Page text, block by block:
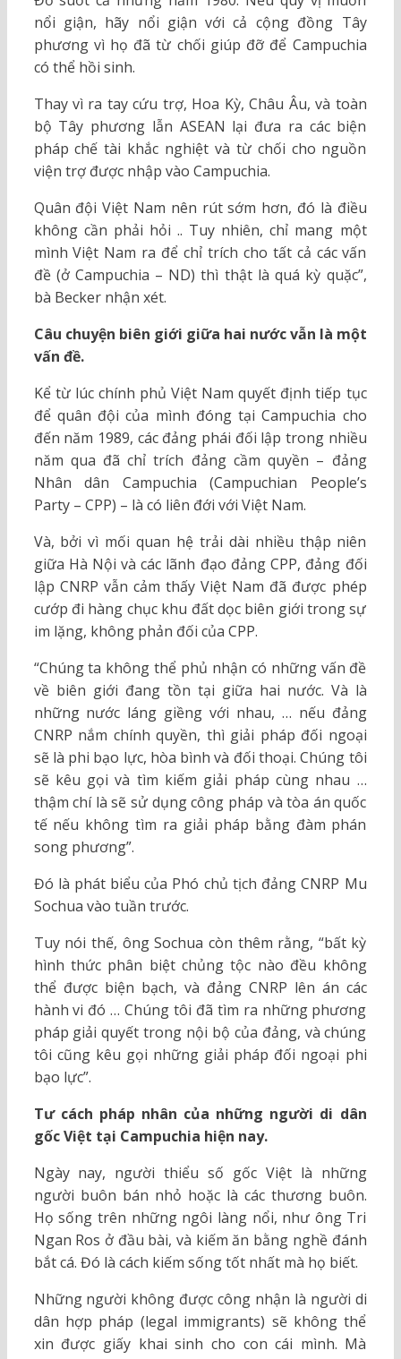
nổi giận, hãy nổi giận với cả cộng đồng Tây
phương vì họ đã từ chối giúp đỡ để Campuchia
có thể hồi sinh.
Thay vì ra tay cứu trợ, Hoa Kỳ, Châu Âu, và toàn
bộ Tây phương lẫn ASEAN lại đưa ra các biện
pháp chế tài khắc nghiệt và từ chối cho nguồn
viện trợ được nhập vào Campuchia.
Quân đội Việt Nam nên rút sớm hơn, đó là điều
không cần phải hỏi .. Tuy nhiên, chỉ mang một
mình Việt Nam ra để chỉ trích cho tất cả các vấn
đề (ở Campuchia – ND) thì thật là quá kỳ quặc”,
bà Becker nhận xét.
Câu chuyện biên giới giữa hai nước vẫn là một
vấn đề.
Kể từ lúc chính phủ Việt Nam quyết định tiếp tục
để quân đội của mình đóng tại Campuchia cho
đến năm 1989, các đảng phái đối lập trong nhiều
năm qua đã chỉ trích đảng cầm quyền – đảng
Nhân dân Campuchia (Campuchian People’s
Party – CPP) – là có liên đới với Việt Nam.
Và, bởi vì mối quan hệ trải dài nhiều thập niên
giữa Hà Nội và các lãnh đạo đảng CPP, đảng đối
lập CNRP vẫn cảm thấy Việt Nam đã được phép
cướp đi hàng chục khu đất dọc biên giới trong sự
im lặng, không phản đối của CPP.
“Chúng ta không thể phủ nhận có những vấn đề
về biên giới đang tồn tại giữa hai nước. Và là
những nước láng giềng với nhau, … nếu đảng
CNRP nắm chính quyền, thì giải pháp đối ngoại
sẽ là phi bạo lực, hòa bình và đối thoại. Chúng tôi
sẽ kêu gọi và tìm kiếm giải pháp cùng nhau …
thậm chí là sẽ sử dụng công pháp và tòa án quốc
tế nếu không tìm ra giải pháp bằng đàm phán
song phương”.
Đó là phát biểu của Phó chủ tịch đảng CNRP Mu
Sochua vào tuần trước.
Tuy nói thế, ông Sochua còn thêm rằng, “bất kỳ
hình thức phân biệt chủng tộc nào đều không
thể được biện bạch, và đảng CNRP lên án các
hành vi đó … Chúng tôi đã tìm ra những phương
pháp giải quyết trong nội bộ của đảng, và chúng
tôi cũng kêu gọi những giải pháp đối ngoại phi
bạo lực”.
Tư cách pháp nhân của những người di dân
gốc Việt tại Campuchia hiện nay.
Ngày nay, người thiểu số gốc Việt là những
người buôn bán nhỏ hoặc là các thương buôn.
Họ sống trên những ngôi làng nổi, như ông Tri
Ngan Ros ở đầu bài, và kiếm ăn bằng nghề đánh
bắt cá. Đó là cách kiếm sống tốt nhất mà họ biết.
Những người không được công nhận là người di
dân hợp pháp (legal immigrants) sẽ không thể
xin được giấy khai sinh cho con cái mình. Mà